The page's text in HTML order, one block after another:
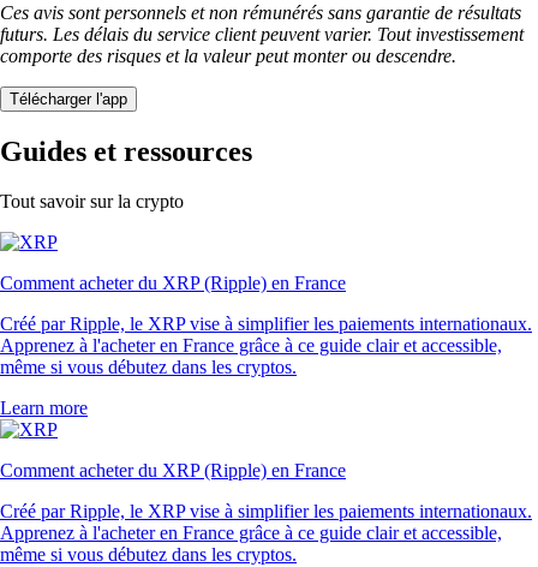
Ces avis sont personnels et non rémunérés sans garantie de résultats
futurs. Les délais du service client peuvent varier. Tout investissement
comporte des risques et la valeur peut monter ou descendre.
Télécharger l'app
Guides et ressources
Tout savoir sur la crypto
Comment acheter du XRP (Ripple) en France
Créé par Ripple, le XRP vise à simplifier les paiements internationaux.
Apprenez à l'acheter en France grâce à ce guide clair et accessible,
même si vous débutez dans les cryptos.
Learn more
Comment acheter du XRP (Ripple) en France
Créé par Ripple, le XRP vise à simplifier les paiements internationaux.
Apprenez à l'acheter en France grâce à ce guide clair et accessible,
même si vous débutez dans les cryptos.